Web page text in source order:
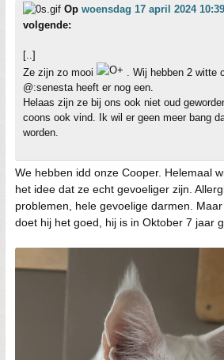
Op woensdag 17 april 2024 10:39
volgende:
[..]
Ze zijn zo mooi
. Wij hebben 2 witte
@:senesta heeft er nog een.
Helaas zijn ze bij ons ook niet oud
coons ook vind. Ik wil er geen meer bang
worden.
We hebben idd onze Cooper. Helemaal
het idee dat ze echt gevoeliger zijn.
problemen, hele gevoelige darmen.
doet hij het goed, hij is in Oktober 7 jaar